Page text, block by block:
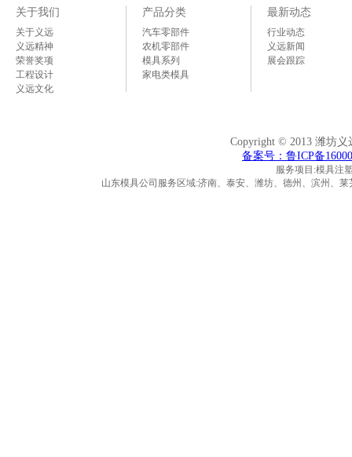
关于我们
关于义远
义远精神
荣誉奖项
工程设计
义远文化
产品分类
汽车零部件
农机零部件
模具系列
家电类模具
最新动态
行业动态
义远新闻
展会跟踪
Copyright © 2013 潍坊
备案号：鲁ICP备
服务项目:模具注
山东模具公司服务区域:济南、泰安、潍坊、德州、滨州、